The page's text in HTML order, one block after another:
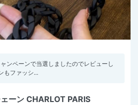
ンペーンで当選しましたのでレビューし
もファッシ...
ーン CHARLOT PARIS